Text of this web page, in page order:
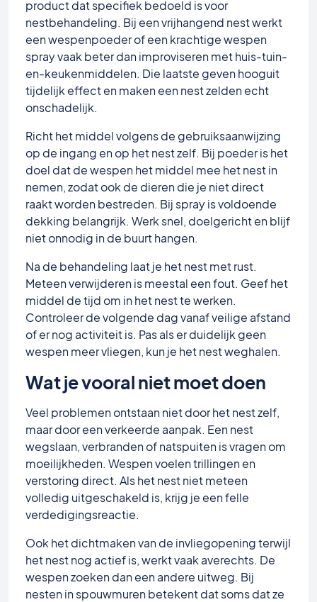
product dat specifiek bedoeld is voor
nestbehandeling. Bij een vrijhangend nest werkt
een wespenpoeder of een krachtige wespen
spray vaak beter dan improviseren met huis-tuin-
en-keukenmiddelen. Die laatste geven hooguit
tijdelijk effect en maken een nest zelden echt
onschadelijk.
Richt het middel volgens de gebruiksaanwijzing
op de ingang en op het nest zelf. Bij poeder is het
doel dat de wespen het middel mee het nest in
nemen, zodat ook de dieren die je niet direct
raakt worden bestreden. Bij spray is voldoende
dekking belangrijk. Werk snel, doelgericht en blijf
niet onnodig in de buurt hangen.
Na de behandeling laat je het nest met rust.
Meteen verwijderen is meestal een fout. Geef het
middel de tijd om in het nest te werken.
Controleer de volgende dag vanaf veilige afstand
of er nog activiteit is. Pas als er duidelijk geen
wespen meer vliegen, kun je het nest weghalen.
Wat je vooral niet moet doen
Veel problemen ontstaan niet door het nest zelf,
maar door een verkeerde aanpak. Een nest
wegslaan, verbranden of natspuiten is vragen om
moeilijkheden. Wespen voelen trillingen en
verstoring direct. Als het nest niet meteen
volledig uitgeschakeld is, krijg je een felle
verdedigingsreactie.
Ook het dichtmaken van de invliegopening terwijl
het nest nog actief is, werkt vaak averechts. De
wespen zoeken dan een andere uitweg. Bij
nesten in spouwmuren betekent dat soms dat ze